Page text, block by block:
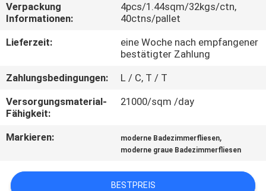
KONTAKT
MIT
BITTE UM
EIN
ANGEBOT
SITEMAP
Verpackung
Informationen:
4pcs/1.44sqm/32kgs/ctn,
40ctns/pallet
Lieferzeit:
eine Woche nach empfangener
bestätigter Zahlung
Zahlungsbedingungen:
L / C, T / T
Versorgungsmaterial-
Fähigkeit:
21000/sqm /day
Markieren: moderne Badezimmerfliesen,
moderne graue Badezimmerfliesen
BESTPREIS